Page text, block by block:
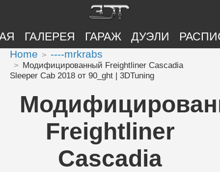
ГАЛЕРЕЯ ГАРАЖ ДУЭЛИ
Home ----mrkrabs
Модифицированный Freightliner Cascadia
Sleeper Cab 2018 от 90_ght | 3DTuning
Freightliner
Cascadia